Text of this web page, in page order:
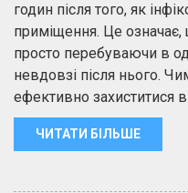
годин після того, як
приміщення. Це
просто перебуваючи в
невдовзі після нього.
ефективно захиститися
ЧИТАТИ БІЛЬШЕ